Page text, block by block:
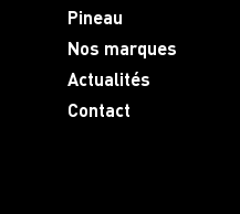
Pineau
Nos marques
Actualités
Contact